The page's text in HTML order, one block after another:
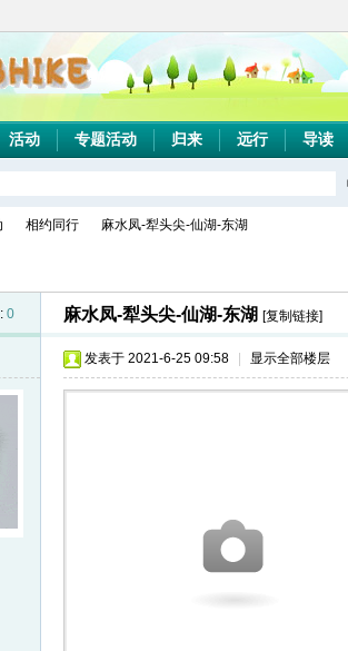
活动 专题活动 归来 远行 导读
›
相约同行
›
麻水凤-犁头尖-仙湖-东湖
0 麻水凤-犁头尖-仙湖-东湖 [复制链接]
发表于 2021-6-25 09:58 显示全部楼层